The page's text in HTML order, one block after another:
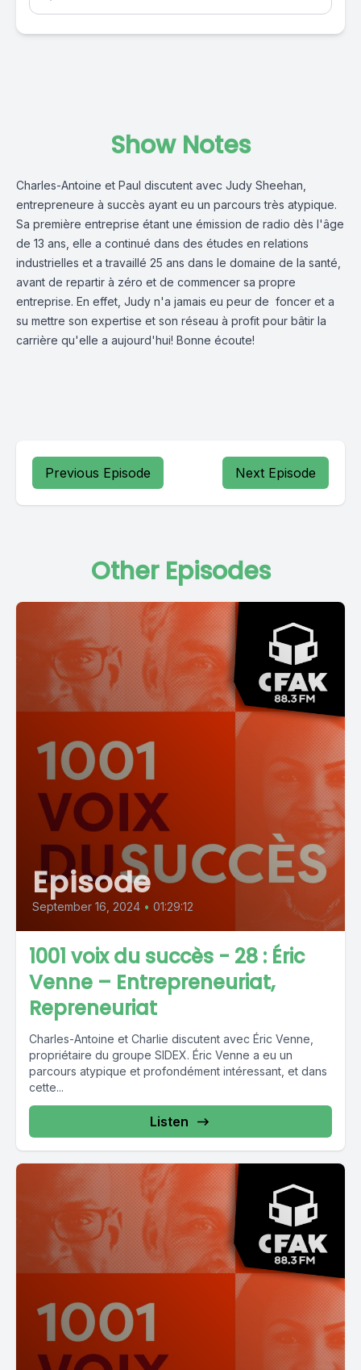
Show Notes
Charles-Antoine et Paul discutent avec Judy Sheehan,
entrepreneure à succès ayant eu un parcours très atypique.
Sa première entreprise étant une émission de radio dès l'âge
de 13 ans, elle a continué dans des études en relations
industrielles et a travaillé 25 ans dans le domaine de la santé,
avant de repartir à zéro et de commencer sa propre
entreprise. En effet, Judy n'a jamais eu peur de foncer et a
su mettre son expertise et son réseau à profit pour bâtir la
carrière qu'elle a aujourd'hui! Bonne écoute!
Previous Episode Next Episode
Other Episodes
Episode
September 16, 2024 • 01:29:12
1001 voix du succès - 28 : Éric
Venne – Entrepreneuriat,
Repreneuriat
Charles-Antoine et Charlie discutent avec Éric Venne,
propriétaire du groupe SIDEX. Éric Venne a eu un
parcours atypique et profondément intéressant, et dans
cette...
Listen